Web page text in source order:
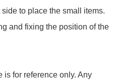
to place the small items.
and fixing the position of the
is for reference only. Any